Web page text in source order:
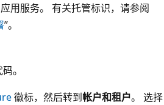
用服务。 有关托管标识，请参阅
”。
。
徽标，然后转到帐户和租户。 选择